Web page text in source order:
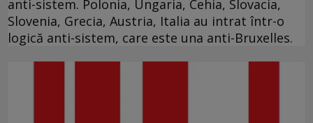
anti-sistem. Polonia, Ungaria, Cehia, Slovacia,
Slovenia, Grecia, Austria, Italia au intrat într-o
logică anti-sistem, care este una anti-Bruxelles.